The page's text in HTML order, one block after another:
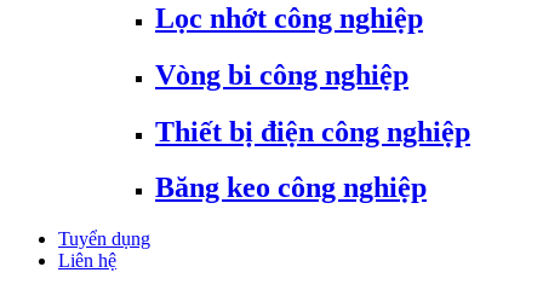
Lọc nhớt công nghiệp
Vòng bi công nghiệp
Thiết bị điện công nghiệp
Băng keo công nghiệp
Tuyển dụng
Liên hệ